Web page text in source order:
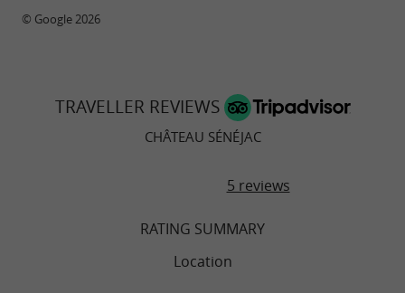
© Google 2026
TRAVELLER REVIEWS
CHÂTEAU SÉNÉJAC
5 reviews
RATING SUMMARY
Location